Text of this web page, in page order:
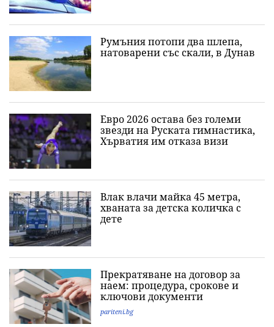
Румъния потопи два шлепа,
натоварени със скали, в Дунав
Евро 2026 остава без големи
звезди на Руската гимнастика,
Хърватия им отказа визи
Влак влачи майка 45 метра,
хваната за детска количка с
дете
Прекратяване на договор за
наем: процедура, срокове и
ключови документи
pariteni.bg